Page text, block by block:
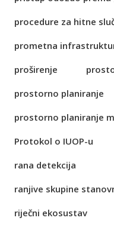
procedure za hitne
prometna
proširenje
prostorno planiranje
prostorno planiranje
Protokol o IUOP-u
rana detekcija
ranjive skupine
riječni ekosustav